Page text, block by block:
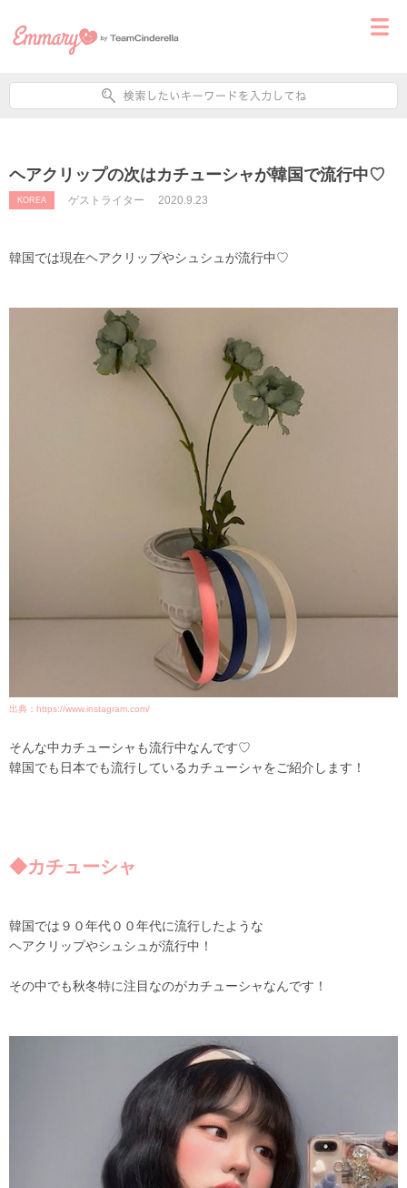
ヘアクリップの次はカチューシャが韓国で流行中♡
KOREA ゲストライター 2020.9.23
韓国では現在ヘアクリップやシュシュが流行中♡
出典：https://www.instagram.com/
そんな中カチューシャも流行中なんです♡
韓国でも日本でも流行しているカチューシャをご紹介します！
◆カチューシャ
韓国では９０年代００年代に流行したような
ヘアクリップやシュシュが流行中！
その中でも秋冬特に注目なのがカチューシャなんです！